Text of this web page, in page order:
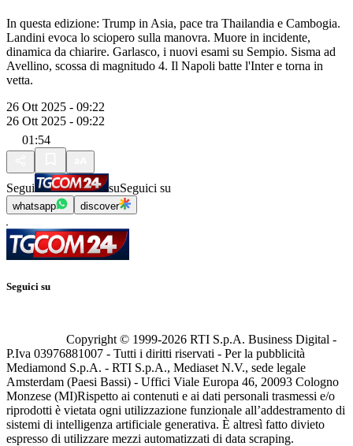
In questa edizione: Trump in Asia, pace tra Thailandia e Cambogia.
Landini evoca lo sciopero sulla manovra. Muore in incidente,
dinamica da chiarire. Garlasco, i nuovi esami su Sempio. Sisma ad
Avellino, scossa di magnitudo 4. Il Napoli batte l'Inter e torna in
vetta.
26 Ott 2025 - 09:22
26 Ott 2025 - 09:22
01:54
Segui suSeguici su
whatsapp discover
Seguici su
Copyright © 1999-2026 RTI S.p.A. Business Digital -
P.Iva 03976881007 - Tutti i diritti riservati - Per la pubblicità
Mediamond S.p.A. - RTI S.p.A., Mediaset N.V., sede legale
Amsterdam (Paesi Bassi) - Uffici Viale Europa 46, 20093 Cologno
Monzese (MI)Rispetto ai contenuti e ai dati personali trasmessi e/o
riprodotti è vietata ogni utilizzazione funzionale all’addestramento di
sistemi di intelligenza artificiale generativa. È altresì fatto divieto
espresso di utilizzare mezzi automatizzati di data scraping.